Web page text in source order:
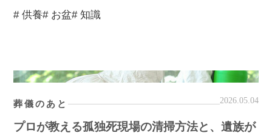
# 供養# お盆# 知識
葬儀のあと 2026.05.04
プロが教える孤独死現場の清掃方法と、遺族が